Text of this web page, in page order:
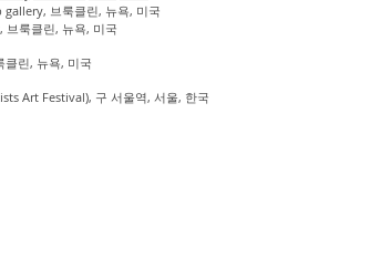
브룩클린, 뉴욕, 미국
룩클린, 뉴욕, 미국
린, 뉴욕, 미국
Art Festival), 구 서울역, 서울, 한국